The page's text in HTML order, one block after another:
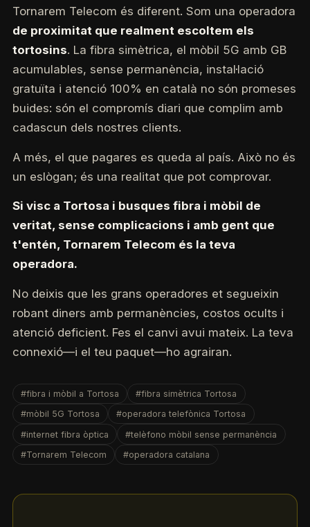
Tornarem Telecom és diferent. Som una operadora
de proximitat que realment escoltem els
tortosins. La fibra simètrica, el mòbil 5G amb GB
acumulables, sense permanència, instal·lació
gratuïta i atenció 100% en català no són promeses
buides: són el compromís diari que complim amb
cadascun dels nostres clients.
A més, el que pagares es queda al país. Això no és
un eslògan; és una realitat que pot comprovar.
Si visc a Tortosa i busques fibra i mòbil de
veritat, sense complicacions i amb gent que
t'entén, Tornarem Telecom és la teva
operadora.
No deixis que les grans operadores et segueixin
robant diners amb permanències, costos ocults i
atenció deficient. Fes el canvi avui mateix. La teva
connexió—i el teu paquet—ho agrairan.
#fibra i mòbil a Tortosa
#fibra simètrica Tortosa
#mòbil 5G Tortosa
#operadora telefònica Tortosa
#internet fibra òptica
#telèfono mòbil sense permanència
#Tornarem Telecom
#operadora catalana